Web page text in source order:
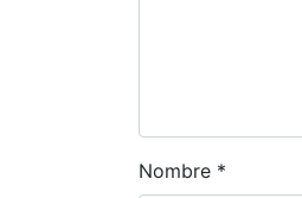
Nombre *